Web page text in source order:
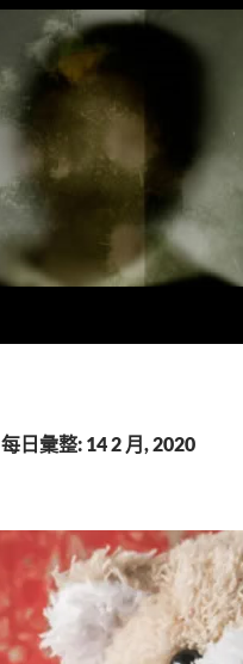
每日彙整: 14 2 月, 2020